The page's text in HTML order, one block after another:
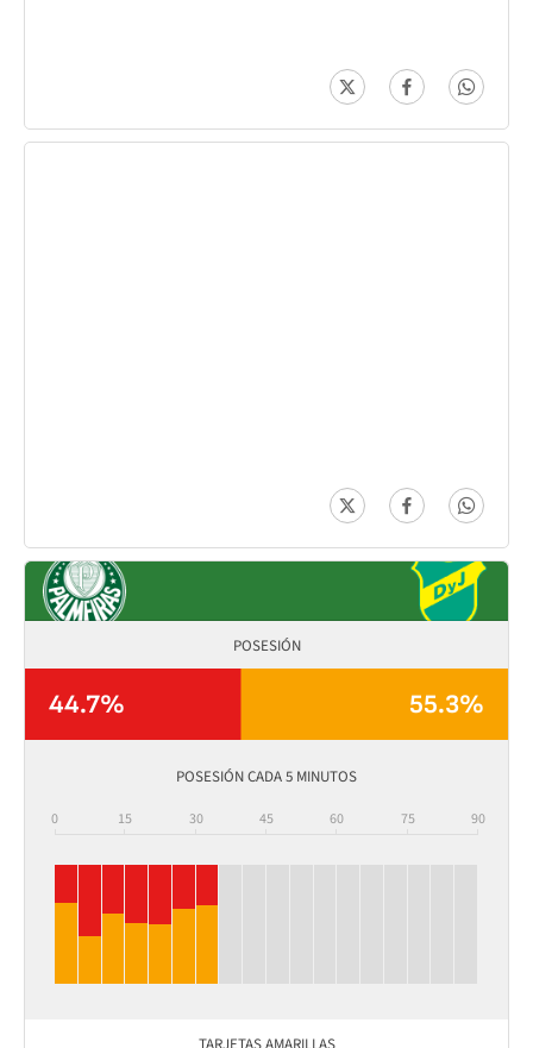
POSESIÓN
44.7% 55.3%
POSESIÓN CADA 5 MINUTOS
0 15 30 45 60 75 90